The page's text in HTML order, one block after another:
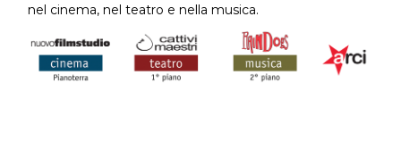
nel cinema, nel teatro e nella musica.